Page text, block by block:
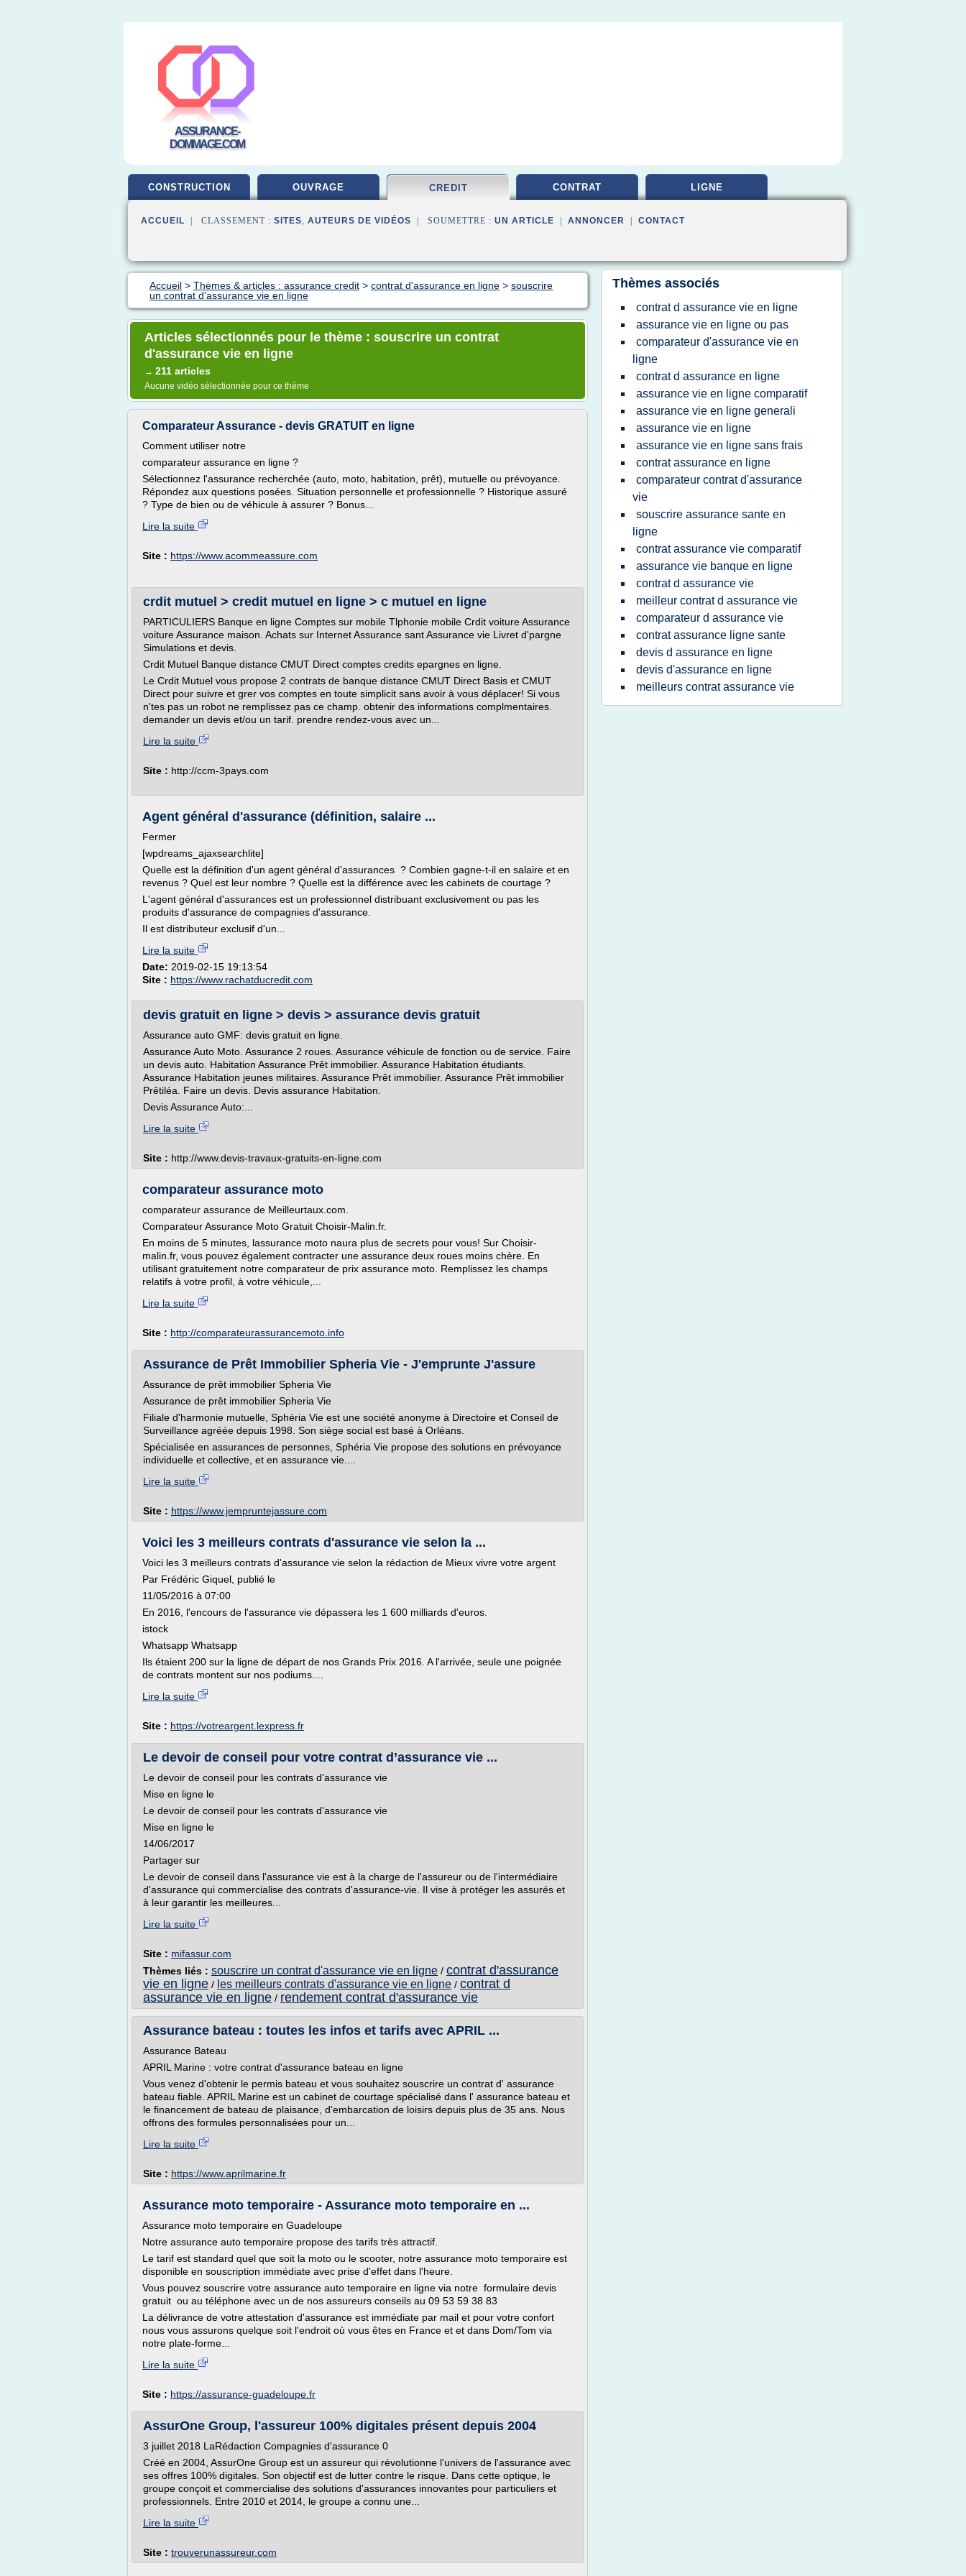
ASSURANCE-
DOMMAGE.COM
CONSTRUCTION OUVRAGE CREDIT CONTRAT LIGNE
ACCUEIL | CLASSEMENT : SITES, AUTEURS DE VIDÉOS | SOUMETTRE : UN ARTICLE ANNONCER CONTACT
Accueil > Thèmes & articles : assurance credit > contrat d'assurance en ligne > souscrire
un contrat d'assurance vie en ligne
Articles sélectionnés pour le thème : souscrire un contrat
d'assurance vie en ligne
→ 211 articles
Aucune vidéo sélectionnée pour ce thème
Comparateur Assurance - devis GRATUIT en ligne
Comment utiliser notre
comparateur assurance en ligne ?
Sélectionnez l'assurance recherchée (auto, moto, habitation, prêt), mutuelle ou prévoyance.
Répondez aux questions posées. Situation personnelle et professionnelle ? Historique assuré
? Type de bien ou de véhicule à assurer ? Bonus...
Lire la suite
Site : https://www.acommeassure.com
crdit mutuel > credit mutuel en ligne > c mutuel en ligne
PARTICULIERS Banque en ligne Comptes sur mobile Tlphonie mobile Crdit voiture Assurance
voiture Assurance maison. Achats sur Internet Assurance sant Assurance vie Livret d'pargne
Simulations et devis.
Crdit Mutuel Banque distance CMUT Direct comptes credits epargnes en ligne.
Le Crdit Mutuel vous propose 2 contrats de banque distance CMUT Direct Basis et CMUT
Direct pour suivre et grer vos comptes en toute simplicit sans avoir à vous déplacer! Si vous
n'tes pas un robot ne remplissez pas ce champ. obtenir des informations complmentaires.
demander un devis et/ou un tarif. prendre rendez-vous avec un...
Lire la suite
Site : http://ccm-3pays.com
Agent général d'assurance (définition, salaire ...
Fermer
[wpdreams_ajaxsearchlite]
Quelle est la définition d'un agent général d'assurances ? Combien gagne-t-il en salaire et en
revenus ? Quel est leur nombre ? Quelle est la différence avec les cabinets de courtage ?
L'agent général d'assurances est un professionnel distribuant exclusivement ou pas les
produits d'assurance de compagnies d'assurance.
Il est distributeur exclusif d'un...
Lire la suite
Date: 2019-02-15 19:13:54
Site : https://www.rachatducredit.com
devis gratuit en ligne > devis > assurance devis gratuit
Assurance auto GMF: devis gratuit en ligne.
Assurance Auto Moto. Assurance 2 roues. Assurance véhicule de fonction ou de service. Faire
un devis auto. Habitation Assurance Prêt immobilier. Assurance Habitation étudiants.
Assurance Habitation jeunes militaires. Assurance Prêt immobilier. Assurance Prêt immobilier
Prêtiléa. Faire un devis. Devis assurance Habitation.
Devis Assurance Auto:...
Lire la suite
Site : http://www.devis-travaux-gratuits-en-ligne.com
comparateur assurance moto
comparateur assurance de Meilleurtaux.com.
Comparateur Assurance Moto Gratuit Choisir-Malin.fr.
En moins de 5 minutes, lassurance moto naura plus de secrets pour vous! Sur Choisir-
malin.fr, vous pouvez également contracter une assurance deux roues moins chère. En
utilisant gratuitement notre comparateur de prix assurance moto. Remplissez les champs
relatifs à votre profil, à votre véhicule,...
Lire la suite
Site : http://comparateurassurancemoto.info
Assurance de Prêt Immobilier Spheria Vie - J'emprunte J'assure
Assurance de prêt immobilier Spheria Vie
Assurance de prêt immobilier Spheria Vie
Filiale d'harmonie mutuelle, Sphéria Vie est une société anonyme à Directoire et Conseil de
Surveillance agréée depuis 1998. Son siège social est basé à Orléans.
Spécialisée en assurances de personnes, Sphéria Vie propose des solutions en prévoyance
individuelle et collective, et en assurance vie....
Lire la suite
Site : https://www.jempruntejassure.com
Voici les 3 meilleurs contrats d'assurance vie selon la ...
Voici les 3 meilleurs contrats d'assurance vie selon la rédaction de Mieux vivre votre argent
Par Frédéric Giquel, publié le
11/05/2016 à 07:00
En 2016, l'encours de l'assurance vie dépassera les 1 600 milliards d'euros.
istock
Whatsapp Whatsapp
Ils étaient 200 sur la ligne de départ de nos Grands Prix 2016. A l'arrivée, seule une poignée
de contrats montent sur nos podiums....
Lire la suite
Site : https://votreargent.lexpress.fr
Le devoir de conseil pour votre contrat d’assurance vie ...
Le devoir de conseil pour les contrats d'assurance vie
Mise en ligne le
Le devoir de conseil pour les contrats d'assurance vie
Mise en ligne le
14/06/2017
Partager sur
Le devoir de conseil dans l'assurance vie est à la charge de l'assureur ou de l'intermédiaire
d'assurance qui commercialise des contrats d'assurance-vie. Il vise à protéger les assurés et
à leur garantir les meilleures...
Lire la suite
Site : mifassur.com
Thèmes liés : souscrire un contrat d'assurance vie en ligne / contrat d'assurance
vie en ligne / les meilleurs contrats d'assurance vie en ligne / contrat d
assurance vie en ligne / rendement contrat d'assurance vie
Assurance bateau : toutes les infos et tarifs avec APRIL ...
Assurance Bateau
APRIL Marine : votre contrat d'assurance bateau en ligne
Vous venez d'obtenir le permis bateau et vous souhaitez souscrire un contrat d' assurance
bateau fiable. APRIL Marine est un cabinet de courtage spécialisé dans l' assurance bateau et
le financement de bateau de plaisance, d'embarcation de loisirs depuis plus de 35 ans. Nous
offrons des formules personnalisées pour un...
Lire la suite
Site : https://www.aprilmarine.fr
Assurance moto temporaire - Assurance moto temporaire en ...
Assurance moto temporaire en Guadeloupe
Notre assurance auto temporaire propose des tarifs très attractif.
Le tarif est standard quel que soit la moto ou le scooter, notre assurance moto temporaire est
disponible en souscription immédiate avec prise d'effet dans l'heure.
Vous pouvez souscrire votre assurance auto temporaire en ligne via notre formulaire devis
gratuit ou au téléphone avec un de nos assureurs conseils au 09 53 59 38 83
La délivrance de votre attestation d'assurance est immédiate par mail et pour votre confort
nous vous assurons quelque soit l'endroit où vous êtes en France et et dans Dom/Tom via
notre plate-forme...
Lire la suite
Site : https://assurance-guadeloupe.fr
AssurOne Group, l'assureur 100% digitales présent depuis 2004
3 juillet 2018 LaRédaction Compagnies d'assurance 0
Créé en 2004, AssurOne Group est un assureur qui révolutionne l'univers de l'assurance avec
ses offres 100% digitales. Son objectif est de lutter contre le risque. Dans cette optique, le
groupe conçoit et commercialise des solutions d'assurances innovantes pour particuliers et
professionnels. Entre 2010 et 2014, le groupe a connu une...
Lire la suite
Site : trouverunassureur.com
Thèmes associés
contrat d assurance vie en ligne
assurance vie en ligne ou pas
comparateur d'assurance vie en
ligne
contrat d assurance en ligne
assurance vie en ligne comparatif
assurance vie en ligne generali
assurance vie en ligne
assurance vie en ligne sans frais
contrat assurance en ligne
comparateur contrat d'assurance
vie
souscrire assurance sante en
ligne
contrat assurance vie comparatif
assurance vie banque en ligne
contrat d assurance vie
meilleur contrat d assurance vie
comparateur d assurance vie
contrat assurance ligne sante
devis d assurance en ligne
devis d'assurance en ligne
meilleurs contrat assurance vie